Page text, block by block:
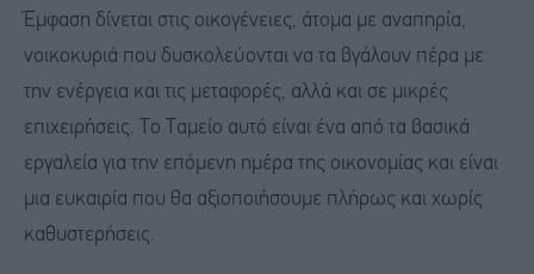
Έμφαση δίνεται στις οικογένειες, άτομα με αναπηρία,
νοικοκυριά που δυσκολεύονται να τα βγάλουν πέρα με
την ενέργεια και τις μεταφορές, αλλά και σε μικρές
επιχειρήσεις. Το Ταμείο αυτό είναι ένα από τα βασικά
εργαλεία για την επόμενη ημέρα της οικονομίας και είναι
μια ευκαιρία που θα αξιοποιήσουμε πλήρως και χωρίς
καθυστερήσεις.